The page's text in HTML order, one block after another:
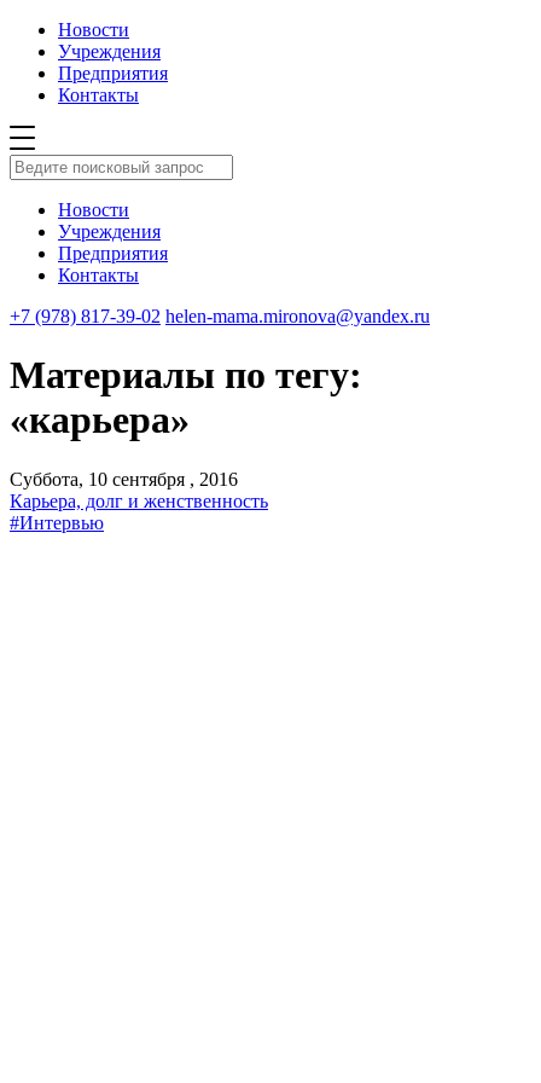
Новости
Учреждения
Предприятия
Контакты
Новости
Учреждения
Предприятия
Контакты
+7 (978) 817-39-02 helen-mama.mironova@yandex.ru
Материалы по тегу:
«карьера»
Суббота, 10 сентября , 2016
Карьера, долг и женственность
#Интервью